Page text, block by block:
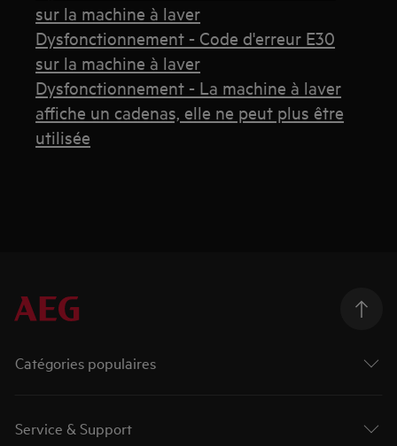
sur la machine à laver
Dysfonctionnement - Code d'erreur E30
sur la machine à laver
Dysfonctionnement - La machine à laver
affiche un cadenas, elle ne peut plus être
utilisée
Catégories populaires
Service & Support